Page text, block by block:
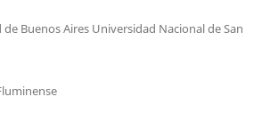
de Buenos Aires Universidad Nacional de San